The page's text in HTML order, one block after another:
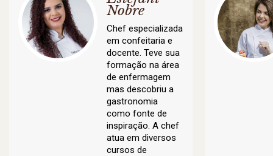
Nobre
Chef especializada
em confeitaria e
docente. Teve sua
formação na área
de enfermagem
mas descobriu a
gastronomia
como fonte de
inspiração. A chef
atua em diversos
cursos de